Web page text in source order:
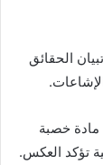
الحقائق
مادة خصبة
تؤكد العكس.